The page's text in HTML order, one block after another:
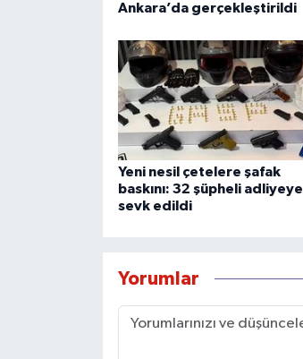
Ankara’da gerçekleştirildi
Yeni nesil çetelere şafak
baskını: 32 şüpheli adliyeye
sevk edildi
Yorumlar